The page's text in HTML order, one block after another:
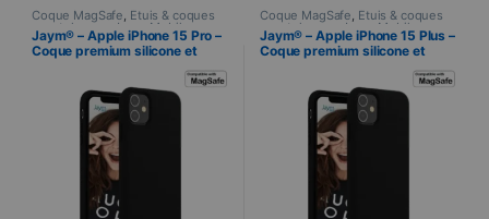
Coque MagSafe, Étuis & coques
smartphones ,Jaym Mobile ,
Telefonie
Jaym® – Apple iPhone 15 Pro –
Coque premium silicone et
Coque MagSafe, Étuis & coques
smartphones ,Jaym Mobile ,
Telefonie
Jaym® – Apple iPhone 15 Plus –
Coque premium silicone et